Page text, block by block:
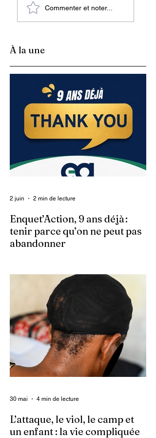
Enquet’Action, célèbre
ses huit ans
un pays qui se
sûrement en u
Commenter et noter...
À la une
Enquet’Action, 9 ans déjà :
tenir parce qu’on ne peut pas
abandonner
années depuis que nous avons osé doter
le pays d’un média dédié à l’investigation et
au journalisme de fond.
2 juin 2 min de lecture
L’attaque, le viol, le camp et
un enfant : la vie compliquée
30 mai 4 min de lecture